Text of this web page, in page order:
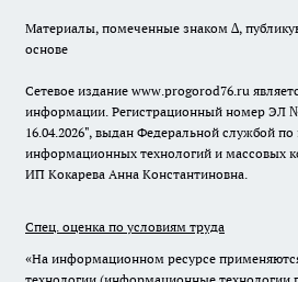
Материалы, помеченные знаком ∆,
основе
Сетевое издание www.progorod76.ru
информации. Регистрационный номер ЭЛ
16.04.2026", выдан Федеральной службой по
информационных технологий и массовых
ИП Кокарева Анна Константиновна.
Спец. оценка по условиям труда
«На информационном ресурсе